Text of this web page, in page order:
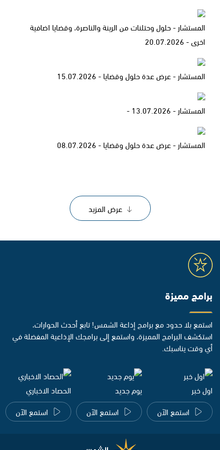
المستشار - حلول وحتلنات من الرينة والناصرة، وقضايا اضافية
اخرى - 20.07.2026
المستشار - عرض عدة حلول وقضايا - 15.07.2026
المستشار - 13.07.2026 -
المستشار - عرض عدة حلول وقضايا - 08.07.2026
عرض المزيد
برامج مميزة
استمع بلا حدود مع برامج إذاعة الشمس! تابع أحدث الحوارات،
استكشف البرامج المميزة، واستمع إلى برامجك الإذاعية المفضلة في
أي وقت يناسبك.
اول خبر
استمع الآن
يوم جديد
استمع الآن
الحصاد الاخباري
استمع الآن